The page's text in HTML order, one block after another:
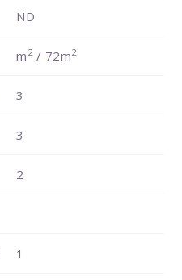
ND
m 2/ 72m2
3
3
2
1